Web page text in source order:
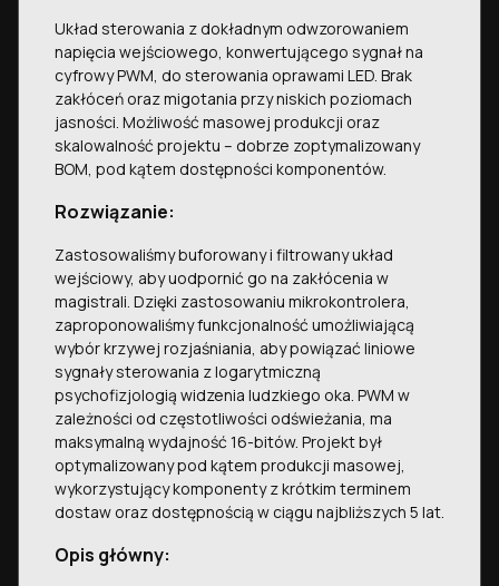
Układ sterowania z dokładnym odwzorowaniem
napięcia wejściowego, konwertującego sygnał na
cyfrowy PWM, do sterowania oprawami LED. Brak
zakłóceń oraz migotania przy niskich poziomach
jasności. Możliwość masowej produkcji oraz
skalowalność projektu – dobrze zoptymalizowany
BOM, pod kątem dostępności komponentów.
Rozwiązanie:
Zastosowaliśmy buforowany i filtrowany układ
wejściowy, aby uodpornić go na zakłócenia w
magistrali. Dzięki zastosowaniu mikrokontrolera,
zaproponowaliśmy funkcjonalność umożliwiającą
wybór krzywej rozjaśniania, aby powiązać liniowe
sygnały sterowania z logarytmiczną
psychofizjologią widzenia ludzkiego oka. PWM w
zależności od częstotliwości odświeżania, ma
maksymalną wydajność 16-bitów. Projekt był
optymalizowany pod kątem produkcji masowej,
wykorzystujący komponenty z krótkim terminem
dostaw oraz dostępnością w ciągu najbliższych 5 lat.
Opis główny: